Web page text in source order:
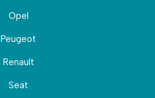
Opel
Peugeot
Renault
Seat